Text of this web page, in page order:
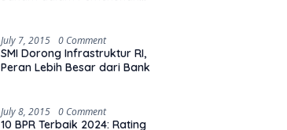
July 7, 2015 0 Comment
SMI Dorong Infrastruktur RI,
Peran Lebih Besar dari Bank
July 8, 2015 0 Comment
10 BPR Terbaik 2024: Rating